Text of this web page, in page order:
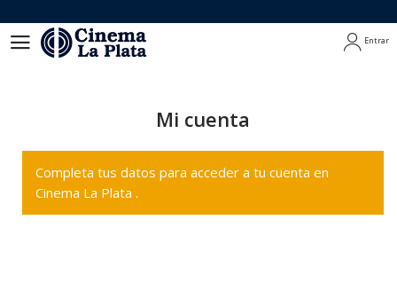
Entrar
Mi cuenta
Completa tus datos para acceder a tu cuenta en
Cinema La Plata .